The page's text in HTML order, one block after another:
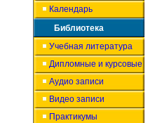
Календарь
Библиотека
Учебная литература
Дипломные и курсовые
Аудио записи
Видео записи
Практикумы